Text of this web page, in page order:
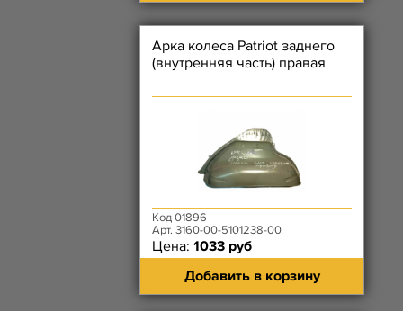
Арка колеса Patriot заднего
(внутренняя часть) правая
Код 01896
Арт. 3160-00-5101238-00
Цена: 1033 руб
Добавить в корзину